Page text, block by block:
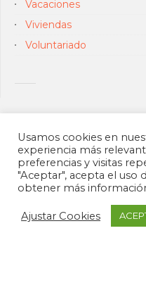
Vacaciones
Viviendas
Voluntariado
Usamos cookies en
experiencia más
preferencias y visitas
"Aceptar", acepta el uso
obtener más
Ajustar Cookies